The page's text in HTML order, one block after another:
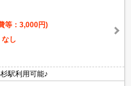
等：3,000円)
なし
駅利用可能♪